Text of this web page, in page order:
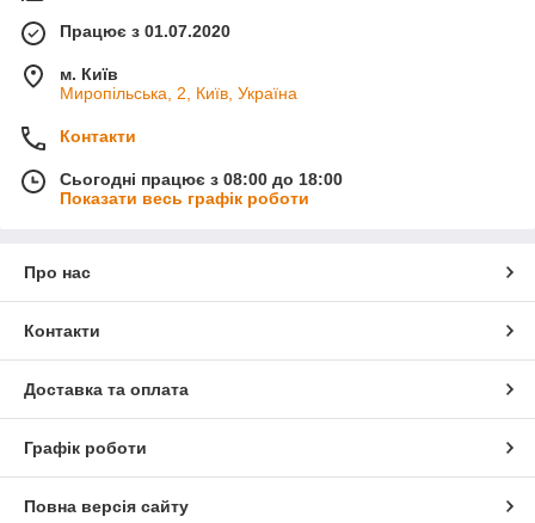
Працює з 01.07.2020
м. Київ
Миропільська, 2, Київ, Україна
Контакти
Сьогодні працює з 08:00 до 18:00
Показати весь графік роботи
Про нас
Контакти
Доставка та оплата
Графік роботи
Повна версія сайту